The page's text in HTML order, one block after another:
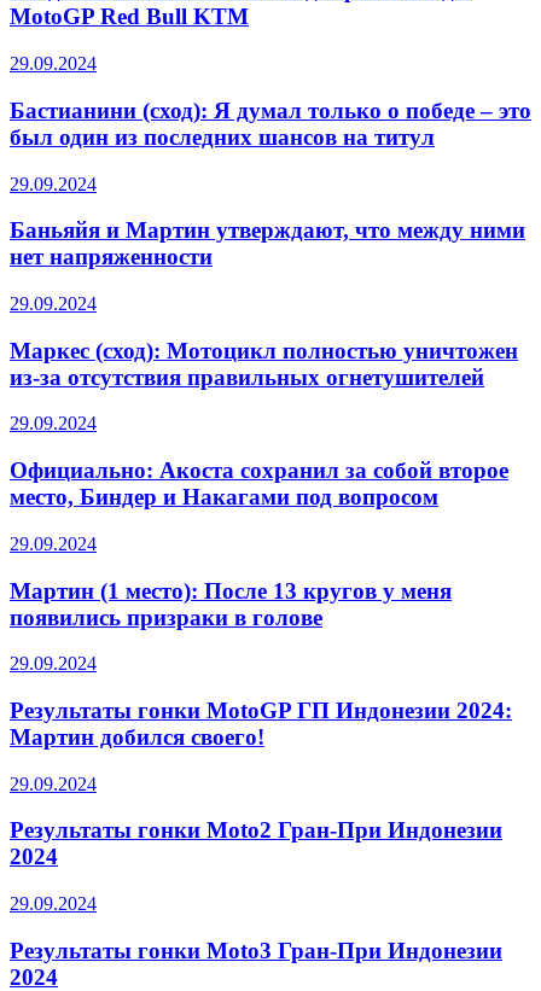
MotoGP Red Bull KTM
29.09.2024
Бастианини (сход): Я думал только о победе – это
был один из последних шансов на титул
29.09.2024
Баньяйя и Мартин утверждают, что между ними
нет напряженности
29.09.2024
Маркес (сход): Мотоцикл полностью уничтожен
из-за отсутствия правильных огнетушителей
29.09.2024
Официально: Акоста сохранил за собой второе
место, Биндер и Накагами под вопросом
29.09.2024
Мартин (1 место): После 13 кругов у меня
появились призраки в голове
29.09.2024
Результаты гонки MotoGP ГП Индонезии 2024:
Мартин добился своего!
29.09.2024
Результаты гонки Moto2 Гран-При Индонезии
2024
29.09.2024
Результаты гонки Moto3 Гран-При Индонезии
2024